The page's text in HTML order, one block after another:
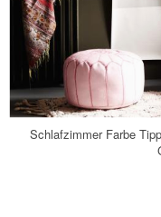
Schlafzimmer Farbe